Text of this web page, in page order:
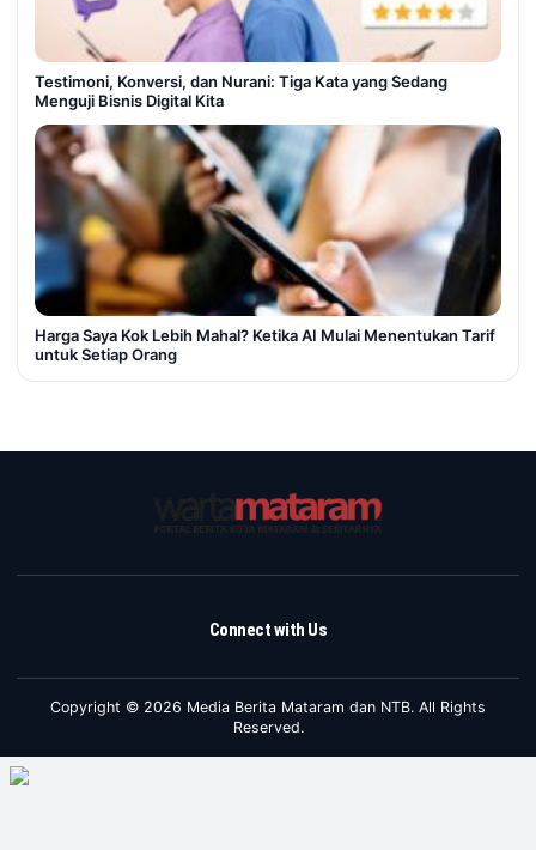
Testimoni, Konversi, dan Nurani: Tiga Kata yang Sedang
Menguji Bisnis Digital Kita
Harga Saya Kok Lebih Mahal? Ketika AI Mulai Menentukan Tarif
untuk Setiap Orang
Connect with Us
Copyright © 2026 Media Berita Mataram dan NTB. All Rights
Reserved.